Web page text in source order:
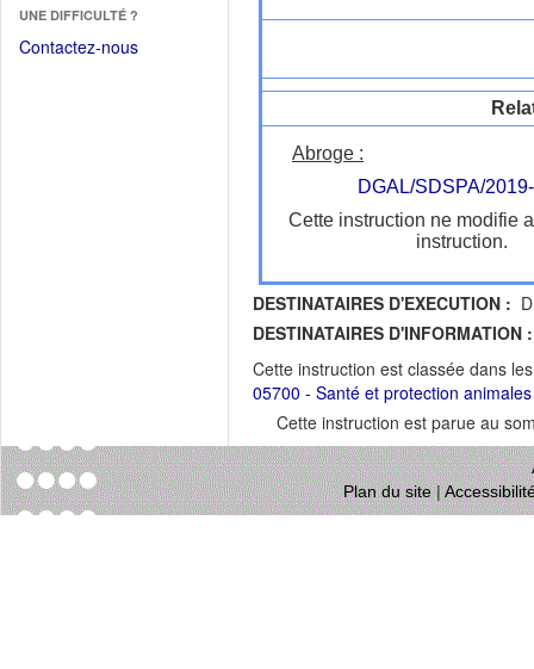
fenêtre)
une
nouvelle
UNE DIFFICULTÉ ?
Contactez-nous
Abroge :
DGAL/SDSPA/
Cette instruction ne modifie
instruction.
DESTINATAIRES D'EXECUTION :
DESTINATAIRES D'INFORMATION :
Cette instruction est classée dans
05700 - Santé et protection animales
Cette instruction est parue au
Plan du site|